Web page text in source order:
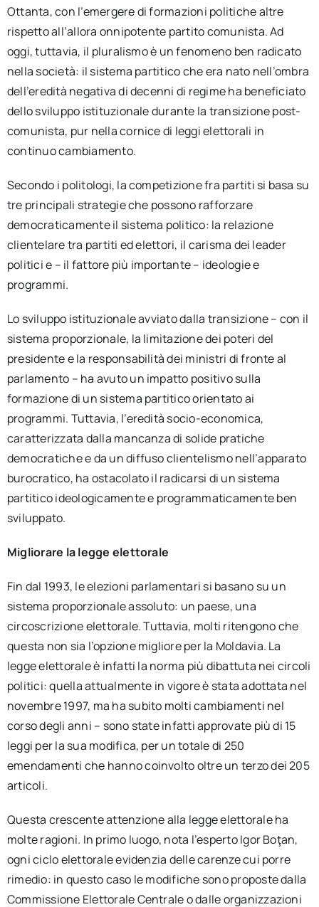
Ottanta, con l’emergere di formazioni politiche altre
rispetto all’allora onnipotente partito comunista. Ad
oggi, tuttavia, il pluralismo è un fenomeno ben radicato
nella società: il sistema partitico che era nato nell’ombra
dell’eredità negativa di decenni di regime ha beneficiato
dello sviluppo istituzionale durante la transizione post-
comunista, pur nella cornice di leggi elettorali in
continuo cambiamento.
Secondo i politologi, la competizione fra partiti si basa su
tre principali strategie che possono rafforzare
democraticamente il sistema politico: la relazione
clientelare tra partiti ed elettori, il carisma dei leader
politici e – il fattore più importante – ideologie e
programmi.
Lo sviluppo istituzionale avviato dalla transizione – con il
sistema proporzionale, la limitazione dei poteri del
presidente e la responsabilità dei ministri di fronte al
parlamento – ha avuto un impatto positivo sulla
formazione di un sistema partitico orientato ai
programmi. Tuttavia, l’eredità socio-economica,
caratterizzata dalla mancanza di solide pratiche
democratiche e da un diffuso clientelismo nell’apparato
burocratico, ha ostacolato il radicarsi di un sistema
partitico ideologicamente e programmaticamente ben
sviluppato.
Migliorare la legge elettorale
Fin dal 1993, le elezioni parlamentari si basano su un
sistema proporzionale assoluto: un paese, una
circoscrizione elettorale. Tuttavia, molti ritengono che
questa non sia l’opzione migliore per la Moldavia. La
legge elettorale è infatti la norma più dibattuta nei circoli
politici: quella attualmente in vigore è stata adottata nel
novembre 1997, ma ha subito molti cambiamenti nel
corso degli anni – sono state infatti approvate più di 15
leggi per la sua modifica, per un totale di 250
emendamenti che hanno coinvolto oltre un terzo dei 205
articoli.
Questa crescente attenzione alla legge elettorale ha
molte ragioni. In primo luogo, nota l’esperto Igor Boţan,
ogni ciclo elettorale evidenzia delle carenze cui porre
rimedio: in questo caso le modifiche sono proposte dalla
Commissione Elettorale Centrale o dalle organizzazioni